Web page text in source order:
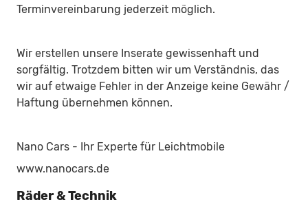
Terminvereinbarung jederzeit möglich.
Wir erstellen unsere Inserate gewissenhaft und
sorgfältig. Trotzdem bitten wir um Verständnis, das
wir auf etwaige Fehler in der Anzeige keine Gewähr /
Haftung übernehmen können.
Nano Cars - Ihr Experte für Leichtmobile
www.nanocars.de
Räder & Technik